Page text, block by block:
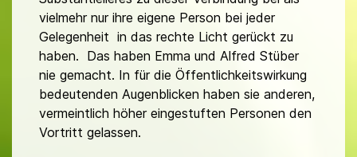
vielmehr nur ihre eigene Person bei jeder
Gelegenheit in das rechte Licht gerückt zu
haben. Das haben Emma und Alfred Stüber
nie gemacht. In für die Öffentlichkeitswirkung
bedeutenden Augenblicken haben sie anderen,
vermeintlich höher eingestuften Personen den
Vortritt gelassen.